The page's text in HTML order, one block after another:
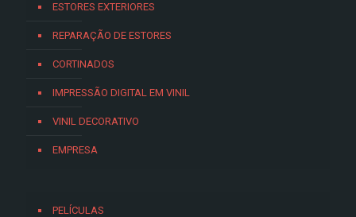
ESTORES EXTERIORES
REPARAÇÃO DE ESTORES
CORTINADOS
IMPRESSÃO DIGITAL EM VINIL
VINIL DECORATIVO
EMPRESA
PELÍCULAS